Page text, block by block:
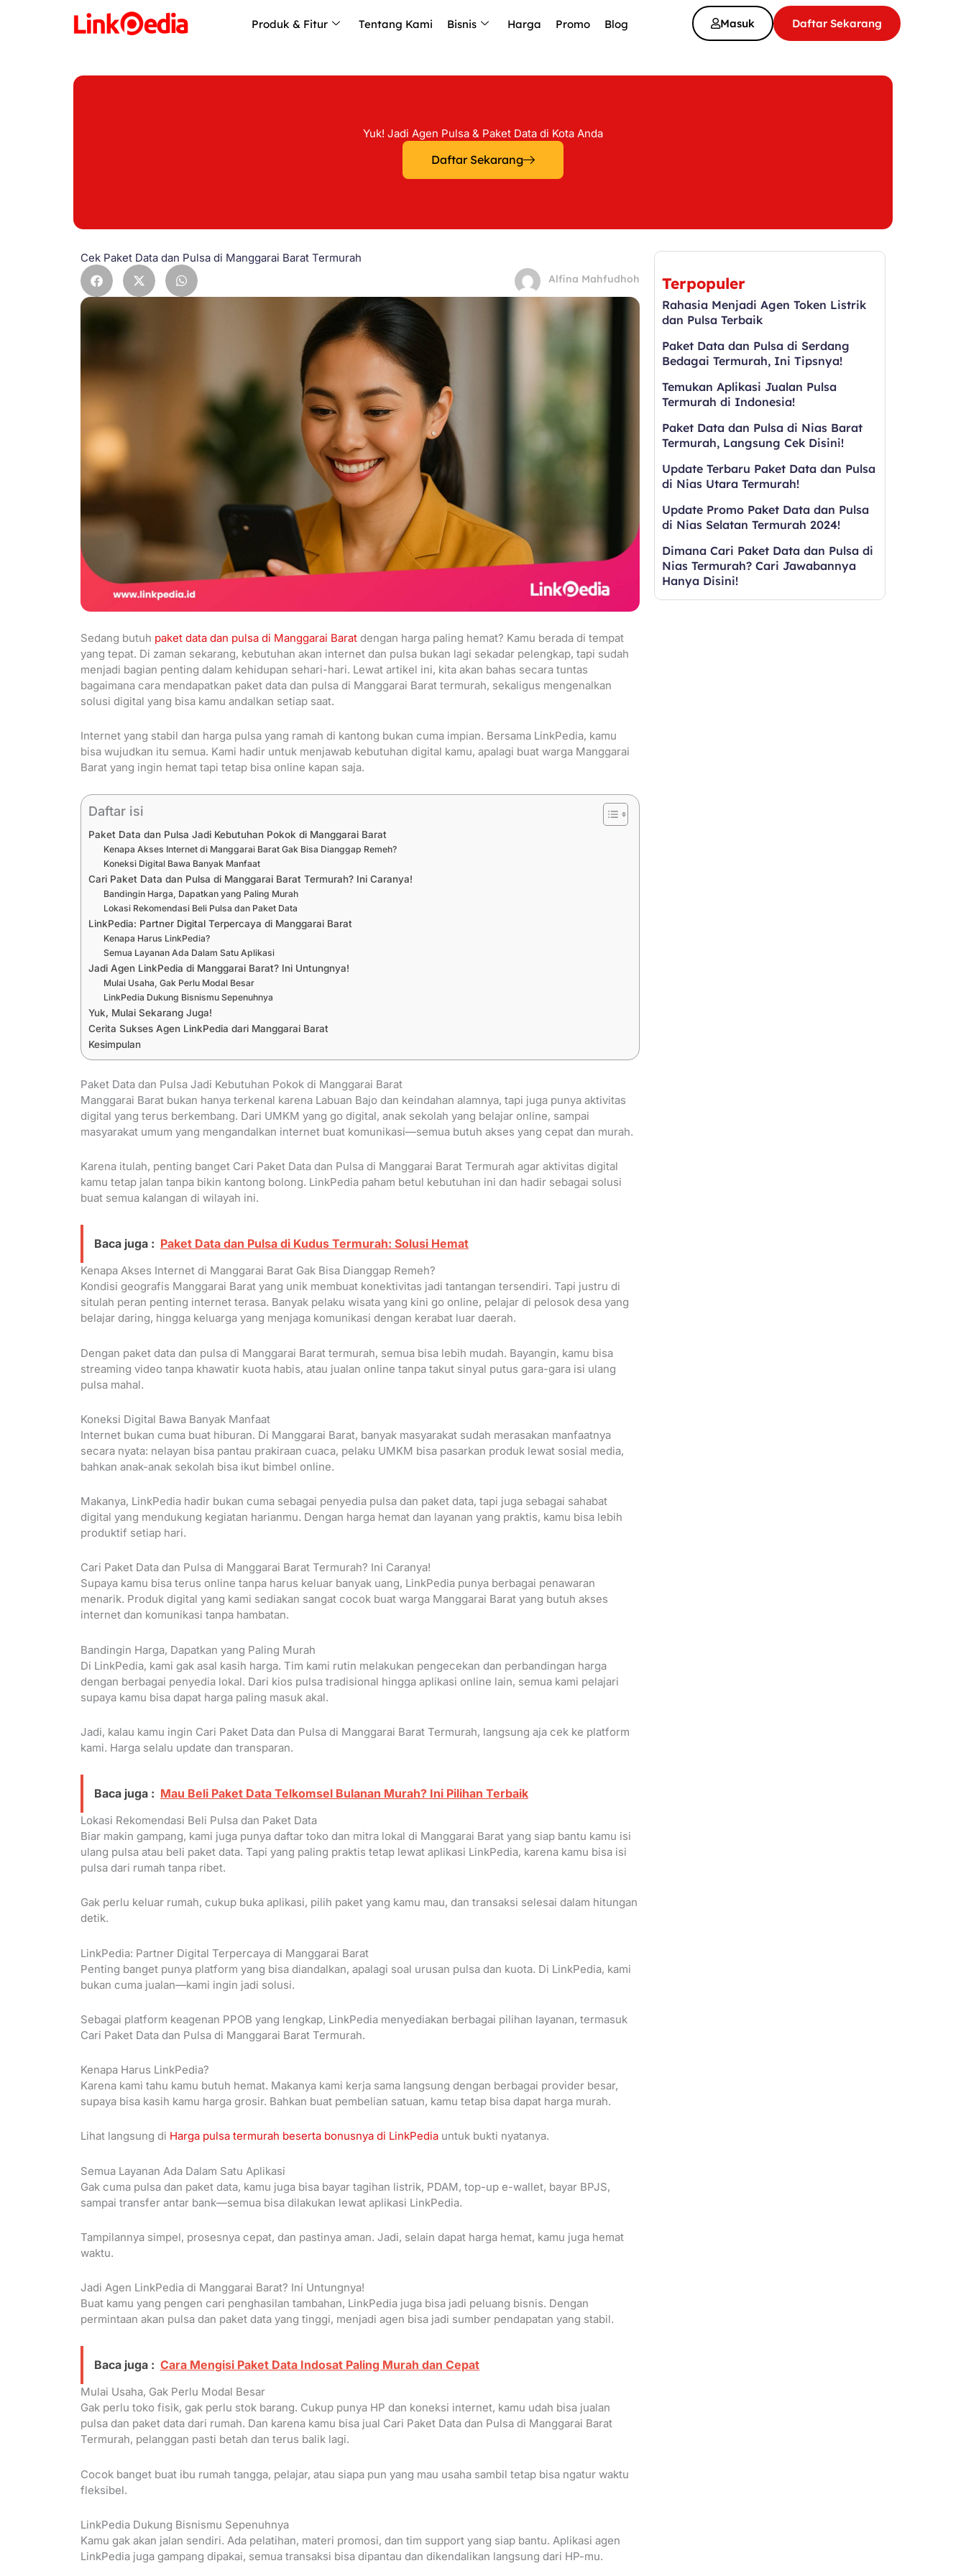
Daftar Sekarang
Masuk
Produk & Fitur Tentang Kami Bisnis Harga Promo Blog
Yuk! Jadi Agen Pulsa & Paket Data di Kota Anda
Daftar Sekarang
Cek Paket Data dan Pulsa di Manggarai Barat Termurah
Alfina Mahfudhoh
Sedang butuh paket data dan pulsa di Manggarai Barat dengan harga paling hemat? Kamu berada di tempat
yang tepat. Di zaman sekarang, kebutuhan akan internet dan pulsa bukan lagi sekadar pelengkap, tapi sudah
menjadi bagian penting dalam kehidupan sehari-hari. Lewat artikel ini, kita akan bahas secara tuntas
bagaimana cara mendapatkan paket data dan pulsa di Manggarai Barat termurah, sekaligus mengenalkan
solusi digital yang bisa kamu andalkan setiap saat.
Internet yang stabil dan harga pulsa yang ramah di kantong bukan cuma impian. Bersama LinkPedia, kamu
bisa wujudkan itu semua. Kami hadir untuk menjawab kebutuhan digital kamu, apalagi buat warga Manggarai
Barat yang ingin hemat tapi tetap bisa online kapan saja.
Daftar isi
Paket Data dan Pulsa Jadi Kebutuhan Pokok di Manggarai Barat
Kenapa Akses Internet di Manggarai Barat Gak Bisa Dianggap Remeh?
Koneksi Digital Bawa Banyak Manfaat
Cari Paket Data dan Pulsa di Manggarai Barat Termurah? Ini Caranya!
Bandingin Harga, Dapatkan yang Paling Murah
Lokasi Rekomendasi Beli Pulsa dan Paket Data
LinkPedia: Partner Digital Terpercaya di Manggarai Barat
Kenapa Harus LinkPedia?
Semua Layanan Ada Dalam Satu Aplikasi
Jadi Agen LinkPedia di Manggarai Barat? Ini Untungnya!
Mulai Usaha, Gak Perlu Modal Besar
LinkPedia Dukung Bisnismu Sepenuhnya
Yuk, Mulai Sekarang Juga!
Cerita Sukses Agen LinkPedia dari Manggarai Barat
Kesimpulan
Paket Data dan Pulsa Jadi Kebutuhan Pokok di Manggarai Barat
Manggarai Barat bukan hanya terkenal karena Labuan Bajo dan keindahan alamnya, tapi juga punya aktivitas
digital yang terus berkembang. Dari UMKM yang go digital, anak sekolah yang belajar online, sampai
masyarakat umum yang mengandalkan internet buat komunikasi—semua butuh akses yang cepat dan murah.
Karena itulah, penting banget Cari Paket Data dan Pulsa di Manggarai Barat Termurah agar aktivitas digital
kamu tetap jalan tanpa bikin kantong bolong. LinkPedia paham betul kebutuhan ini dan hadir sebagai solusi
buat semua kalangan di wilayah ini.
Baca juga : Paket Data dan Pulsa di Kudus Termurah: Solusi Hemat
Kenapa Akses Internet di Manggarai Barat Gak Bisa Dianggap Remeh?
Kondisi geografis Manggarai Barat yang unik membuat konektivitas jadi tantangan tersendiri. Tapi justru di
situlah peran penting internet terasa. Banyak pelaku wisata yang kini go online, pelajar di pelosok desa yang
belajar daring, hingga keluarga yang menjaga komunikasi dengan kerabat luar daerah.
Dengan paket data dan pulsa di Manggarai Barat termurah, semua bisa lebih mudah. Bayangin, kamu bisa
streaming video tanpa khawatir kuota habis, atau jualan online tanpa takut sinyal putus gara-gara isi ulang
pulsa mahal.
Koneksi Digital Bawa Banyak Manfaat
Internet bukan cuma buat hiburan. Di Manggarai Barat, banyak masyarakat sudah merasakan manfaatnya
secara nyata: nelayan bisa pantau prakiraan cuaca, pelaku UMKM bisa pasarkan produk lewat sosial media,
bahkan anak-anak sekolah bisa ikut bimbel online.
Makanya, LinkPedia hadir bukan cuma sebagai penyedia pulsa dan paket data, tapi juga sebagai sahabat
digital yang mendukung kegiatan harianmu. Dengan harga hemat dan layanan yang praktis, kamu bisa lebih
produktif setiap hari.
Cari Paket Data dan Pulsa di Manggarai Barat Termurah? Ini Caranya!
Supaya kamu bisa terus online tanpa harus keluar banyak uang, LinkPedia punya berbagai penawaran
menarik. Produk digital yang kami sediakan sangat cocok buat warga Manggarai Barat yang butuh akses
internet dan komunikasi tanpa hambatan.
Bandingin Harga, Dapatkan yang Paling Murah
Di LinkPedia, kami gak asal kasih harga. Tim kami rutin melakukan pengecekan dan perbandingan harga
dengan berbagai penyedia lokal. Dari kios pulsa tradisional hingga aplikasi online lain, semua kami pelajari
supaya kamu bisa dapat harga paling masuk akal.
Jadi, kalau kamu ingin Cari Paket Data dan Pulsa di Manggarai Barat Termurah, langsung aja cek ke platform
kami. Harga selalu update dan transparan.
Baca juga : Mau Beli Paket Data Telkomsel Bulanan Murah? Ini Pilihan Terbaik
Lokasi Rekomendasi Beli Pulsa dan Paket Data
Biar makin gampang, kami juga punya daftar toko dan mitra lokal di Manggarai Barat yang siap bantu kamu isi
ulang pulsa atau beli paket data. Tapi yang paling praktis tetap lewat aplikasi LinkPedia, karena kamu bisa isi
pulsa dari rumah tanpa ribet.
Gak perlu keluar rumah, cukup buka aplikasi, pilih paket yang kamu mau, dan transaksi selesai dalam hitungan
detik.
LinkPedia: Partner Digital Terpercaya di Manggarai Barat
Penting banget punya platform yang bisa diandalkan, apalagi soal urusan pulsa dan kuota. Di LinkPedia, kami
bukan cuma jualan—kami ingin jadi solusi.
Sebagai platform keagenan PPOB yang lengkap, LinkPedia menyediakan berbagai pilihan layanan, termasuk
Cari Paket Data dan Pulsa di Manggarai Barat Termurah.
Kenapa Harus LinkPedia?
Karena kami tahu kamu butuh hemat. Makanya kami kerja sama langsung dengan berbagai provider besar,
supaya bisa kasih kamu harga grosir. Bahkan buat pembelian satuan, kamu tetap bisa dapat harga murah.
Lihat langsung di Harga pulsa termurah beserta bonusnya di LinkPedia untuk bukti nyatanya.
Semua Layanan Ada Dalam Satu Aplikasi
Gak cuma pulsa dan paket data, kamu juga bisa bayar tagihan listrik, PDAM, top-up e-wallet, bayar BPJS,
sampai transfer antar bank—semua bisa dilakukan lewat aplikasi LinkPedia.
Tampilannya simpel, prosesnya cepat, dan pastinya aman. Jadi, selain dapat harga hemat, kamu juga hemat
waktu.
Jadi Agen LinkPedia di Manggarai Barat? Ini Untungnya!
Buat kamu yang pengen cari penghasilan tambahan, LinkPedia juga bisa jadi peluang bisnis. Dengan
permintaan akan pulsa dan paket data yang tinggi, menjadi agen bisa jadi sumber pendapatan yang stabil.
Baca juga : Cara Mengisi Paket Data Indosat Paling Murah dan Cepat
Mulai Usaha, Gak Perlu Modal Besar
Gak perlu toko fisik, gak perlu stok barang. Cukup punya HP dan koneksi internet, kamu udah bisa jualan
pulsa dan paket data dari rumah. Dan karena kamu bisa jual Cari Paket Data dan Pulsa di Manggarai Barat
Termurah, pelanggan pasti betah dan terus balik lagi.
Cocok banget buat ibu rumah tangga, pelajar, atau siapa pun yang mau usaha sambil tetap bisa ngatur waktu
fleksibel.
LinkPedia Dukung Bisnismu Sepenuhnya
Kamu gak akan jalan sendiri. Ada pelatihan, materi promosi, dan tim support yang siap bantu. Aplikasi agen
LinkPedia juga gampang dipakai, semua transaksi bisa dipantau dan dikendalikan langsung dari HP-mu.
Terpopuler
Rahasia Menjadi Agen Token Listrik
dan Pulsa Terbaik
Paket Data dan Pulsa di Serdang
Bedagai Termurah, Ini Tipsnya!
Temukan Aplikasi Jualan Pulsa
Termurah di Indonesia!
Paket Data dan Pulsa di Nias Barat
Termurah, Langsung Cek Disini!
Update Terbaru Paket Data dan Pulsa
di Nias Utara Termurah!
Update Promo Paket Data dan Pulsa
di Nias Selatan Termurah 2024!
Dimana Cari Paket Data dan Pulsa di
Nias Termurah? Cari Jawabannya
Hanya Disini!